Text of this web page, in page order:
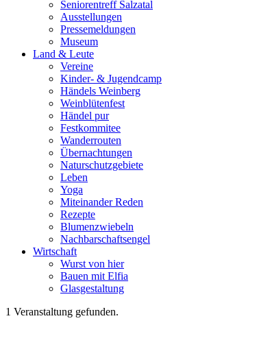
Seniorentreff Salzatal
Ausstellungen
Pressemeldungen
Museum
Land & Leute
Vereine
Kinder- & Jugendcamp
Händels Weinberg
Weinblütenfest
Händel pur
Festkommitee
Wanderrouten
Übernachtungen
Naturschutzgebiete
Leben
Yoga
Miteinander Reden
Rezepte
Blumenzwiebeln
Nachbarschaftsengel
Wirtschaft
Wurst von hier
Bauen mit Elfia
Glasgestaltung
1 Veranstaltung gefunden.